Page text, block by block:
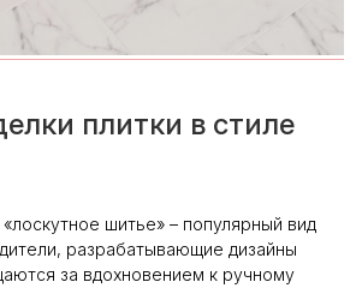
плитки в стиле
шитье» – популярный вид
разрабатывающие дизайны
за вдохновением к ручному